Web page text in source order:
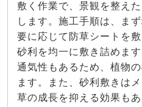
敷く作業で、景観を整え
します。施工手順は、ま
要に応じて防草シートを
砂利を均一に敷き詰めま
通気性もあるため、植物
ます。また、砂利敷きは
草の成長を抑える効果も